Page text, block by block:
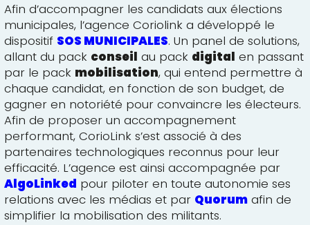
Afin d’accompagner les candidats aux élections
municipales, l’agence Coriolink a développé le
dispositif SOS MUNICIPALES. Un panel de solutions,
allant du pack conseil au pack digital en passant
par le pack mobilisation, qui entend permettre à
chaque candidat, en fonction de son budget, de
gagner en notoriété pour convaincre les électeurs.
Afin de proposer un accompagnement
performant, CorioLink s’est associé à des
partenaires technologiques reconnus pour leur
efficacité. L’agence est ainsi accompagnée par
AlgoLinked pour piloter en toute autonomie ses
relations avec les médias et par Quorumafin de
simplifier la mobilisation des militants.